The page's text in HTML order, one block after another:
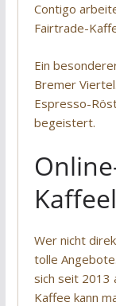
Contigo
Fairtrade-
Ein
Bremer
Espresso-
begeistert.
Wer nicht
tolle
sich seit 2013
Kaffee kann